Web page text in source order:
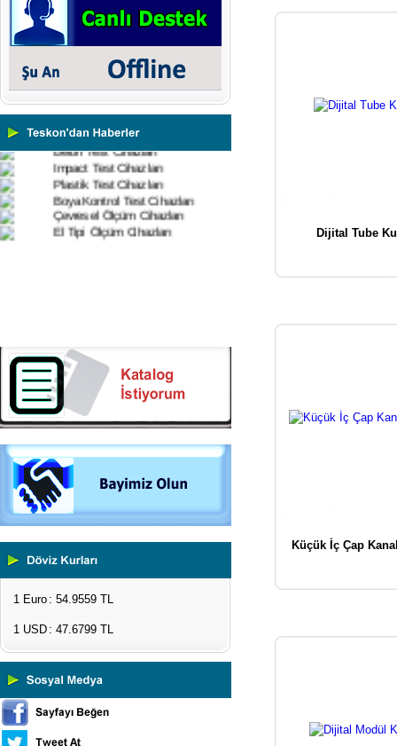
Vİbrasyon Test Cihazları
Tork Ölçerler-Kuvvet Ölçerler
Mikroskoplar
Numune Hazırlama Cihazları
Profil Projektörler
Video Ölçüm Sistemleri
3 Boyutlu Ölçüm Cihazları
Beton Test Cihazları
Impact Test Cihazları
Plastik Test Cihazları
Boya Kontrol Test Cihazları
Çevresel Ölçüm Cihazları
El Tipi Ölçüm Cihazları
1 Euro : 54.9559 TL
1 USD : 47.6799 TL
Dijital Tube
Küçük İç Çap